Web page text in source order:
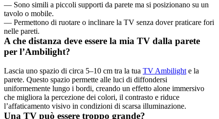
— Sono simili a piccoli supporti da parete ma si posizionano su un
tavolo o mobile.
— Permettono di ruotare o inclinare la TV senza dover praticare fori
nelle pareti.
A che distanza deve essere la mia TV dalla parete
per l’Ambilight?
Lascia uno spazio di circa 5–10 cm tra la tua TV Ambilight e la
parete. Questo spazio permette alle luci di diffondersi
uniformemente lungo i bordi, creando un effetto alone immersivo
che migliora la percezione dei colori, il contrasto e riduce
l’affaticamento visivo in condizioni di scarsa illuminazione.
Una TV può essere troppo grande?